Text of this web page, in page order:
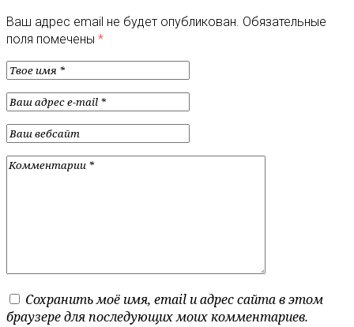
Ваш адрес email не будет опубликован. Обязательные
поля помечены *
Сохранить моё имя, email и адрес сайта в этом
браузере для последующих моих комментариев.